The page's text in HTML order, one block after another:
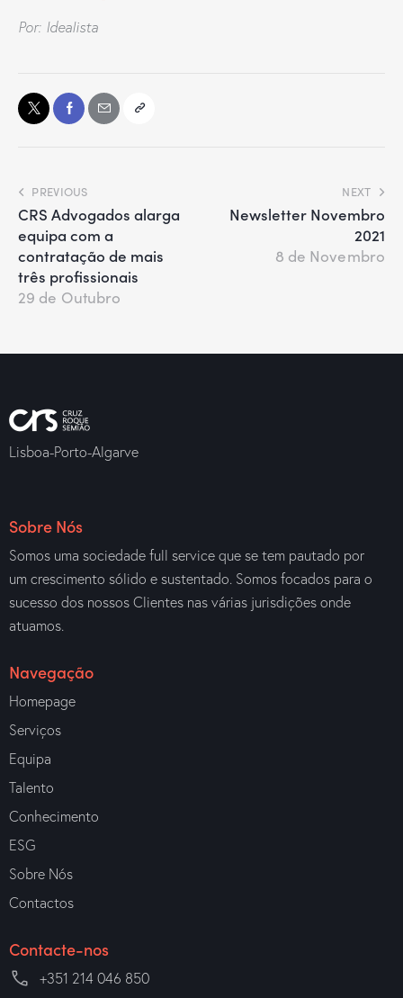
Por: Idealista
PREVIOUS
CRS Advogados alarga
equipa com a
contratação de mais
três profissionais
29 de Outubro
NEXT
Newsletter Novembro
2021
8 de Novembro
Lisboa-Porto-Algarve
Sobre Nós
Somos uma sociedade full service que se tem pautado por
um crescimento sólido e sustentado. Somos focados para o
sucesso dos nossos Clientes nas várias jurisdições onde
atuamos.
Navegação
Homepage
Serviços
Equipa
Talento
Conhecimento
ESG
Sobre Nós
Contactos
Contacte-nos
+351 214 046 850